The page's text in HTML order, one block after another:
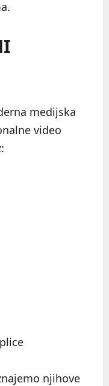
medijska
video
njihove